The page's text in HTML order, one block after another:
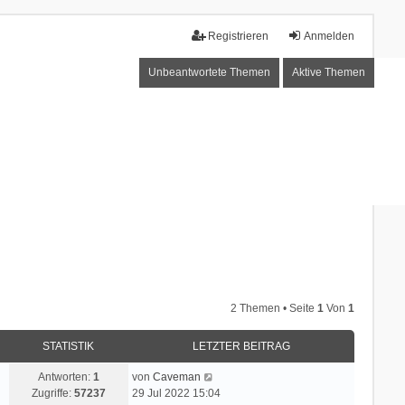
Anmelden
Registrieren
Unbeantwortete Themen Aktive Themen
2 Themen • Seite1 Von1
STATISTIK LETZTER BEITRAG
Antworten: 1
Zugriffe: 57237
von Caveman
29 Jul 2022 15:04